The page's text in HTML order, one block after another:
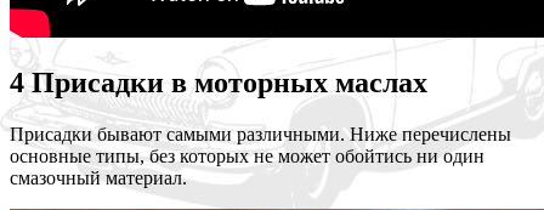
4 Присадки в моторных маслах
Присадки бывают самыми различными. Ниже перечислены
основные типы, без которых не может обойтись ни один
смазочный материал.